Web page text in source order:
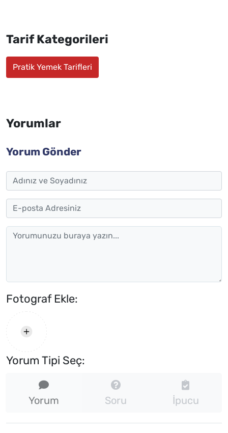
Tarif Kategorileri
Pratik Yemek Tarifleri
Yorumlar
Yorum Gönder
Fotograf Ekle:
Yorum Tipi Seç:
Yorum Soru İpucu